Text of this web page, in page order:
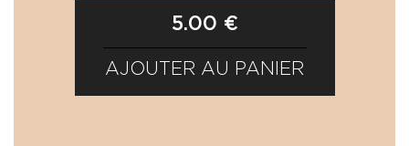
5.00 €
AJOUTER AU PANIER